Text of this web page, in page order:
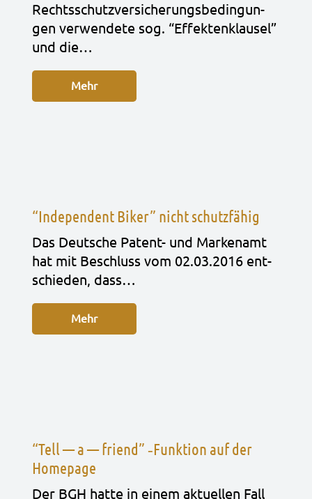
Rechts­schutz­ver­si­che­rungs­be­din­gun­
gen ver­wen­de­te sog. “Effek­ten­klau­sel”
und die…
Mehr
“Independent Biker” nicht schutzfähig
Das Deut­sche Patent- und Mar­ken­amt
hat mit Beschluss vom 02.03.2016 ent­
schie­den, dass…
Mehr
“Tell — a — friend” ‑Funktion auf der
Homepage
Der BGH hatte in einem aktu­el­len Fall